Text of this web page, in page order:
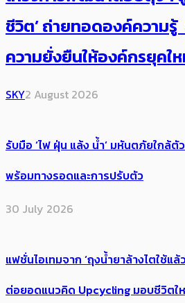
ชีวิต’ ถ่ายทอดองค์ความ
ความยั่งยืนให้องค์กรยุคใ
SKY2 August 2026
รับมือ ‘ไฟ ฝุ่น แล้ง น้ำ’ มหันตภัยใกล้ตั
พร้อมทางรอดและการปรับตัว
30 July 2026
แฟชั่นไอเทมจาก ‘ถุงน้ำยาล้างไตใช้แ
ต่อยอดแนวคิด Upcycling มอบชีวิตใ